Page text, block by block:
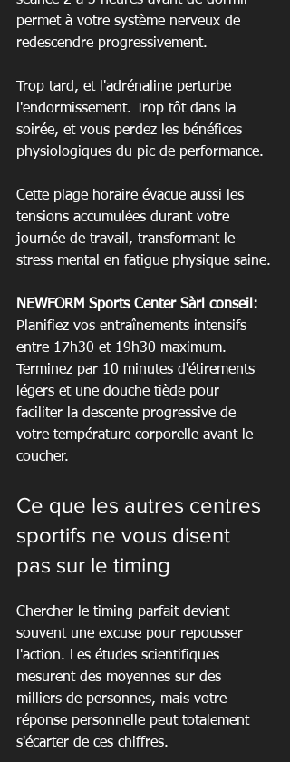
permet à votre système nerveux de
redescendre progressivement.
Trop tard, et l'adrénaline perturbe
l'endormissement. Trop tôt dans la
soirée, et vous perdez les bénéfices
physiologiques du pic de performance.
Cette plage horaire évacue aussi les
tensions accumulées durant votre
journée de travail, transformant le
stress mental en fatigue physique saine.
NEWFORM Sports Center Sàrl conseil:
Planifiez vos entraînements intensifs
entre 17h30 et 19h30 maximum.
Terminez par 10 minutes d'étirements
légers et une douche tiède pour
faciliter la descente progressive de
votre température corporelle avant le
coucher.
Ce que les autres centres
sportifs ne vous disent
pas sur le timing
Chercher le timing parfait devient
souvent une excuse pour repousser
l'action. Les études scientifiques
mesurent des moyennes sur des
milliers de personnes, mais votre
réponse personnelle peut totalement
s'écarter de ces chiffres.